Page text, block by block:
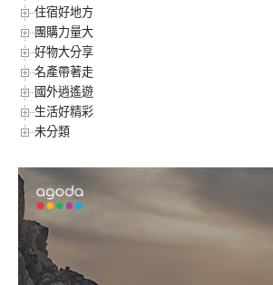
住宿好地方
團購力量大
好物大分享
名產帶著走
國外逍遙遊
生活好精彩
未分類